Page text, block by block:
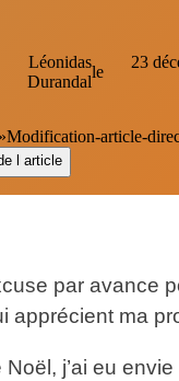
Léonidas
Durandal
le
23
article-
l article
par avance
apprécient ma
Noël, j’ai eu